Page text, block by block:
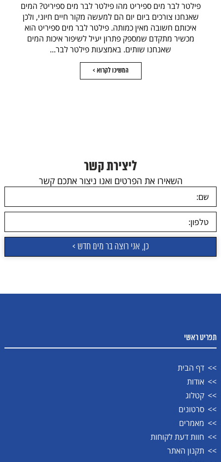
פילטר לבר מים ספיריט מהו פילטר לבר מים ספיריט? המים
שאנחנו צורכים ביום יום הם למעשה מקור חיים חיוני, ולכן
איכותם חשובה מאין כמותה. פילטר לבר מים ספיריט הוא
מכשיר מתקדם שמספק פתרון יעיל לשיפור איכות המים
שאנחנו שותים. באמצעות פילטר לבר...
המשיכו לקרוא >
ליצירת קשר
השאירו את הפרטים ואנו ניצור אתכם קשר
תפריט ראשי
דף הבית
אודות
קטלוג
סרטונים
מאמרים
חוות דעת לקוחות
תקנון האתר